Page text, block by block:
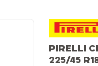
PIRELLI
225/45